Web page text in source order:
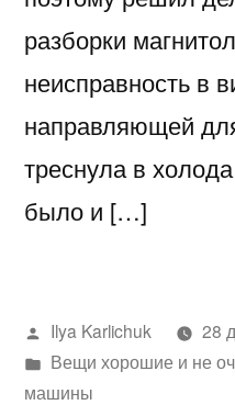
разборки
неисправность в
направляющей
треснула в
было и […]
Написано
автором
Ilya Karlichuk
28
Написано
в
Вещи хорошие и не
машины